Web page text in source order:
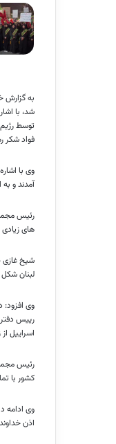
به گزارش
توسط
فواد شکر
وی با
آمدند و به
رئیس
های زیادی
شیخ غازی
لبنان
وی افزود:
رییس
اسراییل
رئیس
کشور با
وی ادامه
اذن